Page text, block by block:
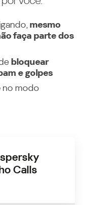
mesmo
faça parte dos
bloquear
e golpes
no modo
Calls